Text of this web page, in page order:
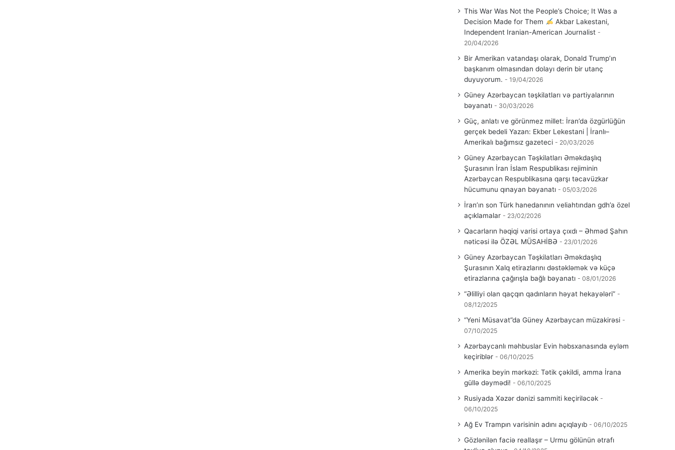
This War Was Not the People’s Choice; It Was a
Decision Made for Them
Akbar Lakestani,
Independent Iranian-American Journalist
20/04/2026
Bir Amerikan vatandaşı olarak, Donald Trump’ın
başkanım olmasından dolayı derin bir utanç
duyuyorum.
19/04/2026
Güney Azərbaycan təşkilatları və partiyalarının
bəyanatı
30/03/2026
Güç, anlatı ve görünmez millet: İran’da özgürlüğün
gerçek bedeli Yazan: Ekber Lekestani | İranlı–
Amerikalı bağımsız gazeteci
20/03/2026
Güney Azərbaycan Təşkilatları Əməkdaşlıq
Şurasının İran İslam Respublikası rejiminin
Azərbaycan Respublikasına qarşı təcavüzkar
hücumunu qınayan bəyanatı
05/03/2026
İran’ın son Türk hanedanının veliahtından gdh’a özel
açıklamalar
23/02/2026
Qacarların həqiqi varisi ortaya çıxdı – Əhməd Şahın
nəticəsi ilə ÖZƏL MÜSAHİBƏ
23/01/2026
Güney Azərbaycan Təşkilatları Əməkdaşlıq
Şurasının Xalq etirazlarını dəstəkləmək və küçə
etirazlarına çağırışla bağlı bəyanatı
08/01/2026
“Əlilliyi olan qaçqın qadınların həyat hekayələri”
08/12/2025
“Yeni Müsavat”da Güney Azərbaycan müzakirəsi
07/10/2025
Azərbaycanlı məhbuslar Evin həbsxanasında eyləm
keçiriblər
06/10/2025
Amerika beyin mərkəzi: Tətik çəkildi, amma İrana
güllə dəymədi!
06/10/2025
Rusiyada Xəzər dənizi sammiti keçiriləcək
06/10/2025
Ağ Ev Trampın varisinin adını açıqlayıb 06/10/2025
Gözlənilən faciə reallaşır – Urmu gölünün ətrafı